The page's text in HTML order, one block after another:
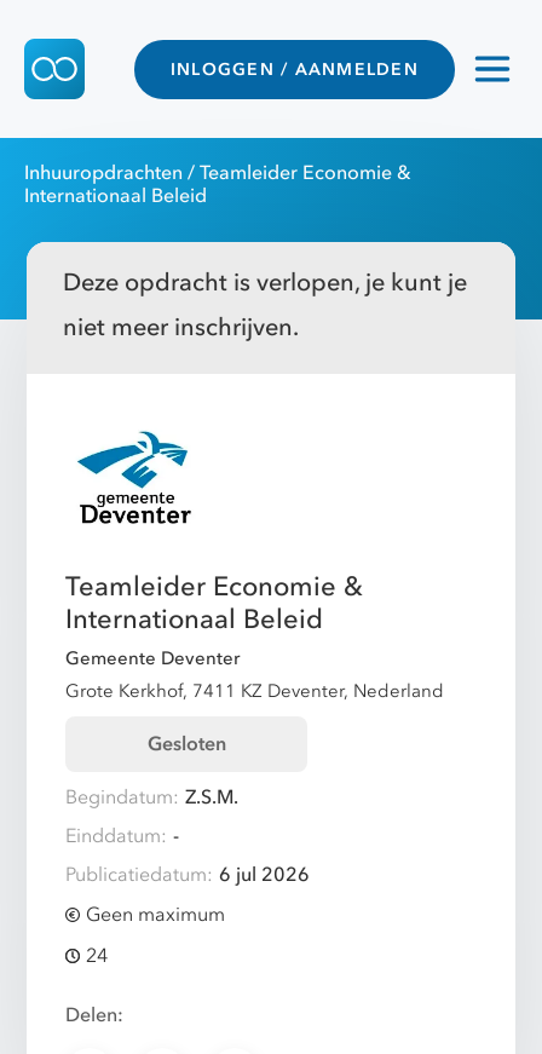
INLOGGEN / AANMELDEN
Inhuuropdrachten / Teamleider Economie &
Internationaal Beleid
Deze opdracht is verlopen, je kunt je
niet meer inschrijven.
Teamleider Economie &
Internationaal Beleid
Gemeente Deventer
Grote Kerkhof, 7411 KZ Deventer, Nederland
Gesloten
Begindatum: Z.S.M.
Einddatum: -
Publicatiedatum: 6 jul 2026
Geen maximum
24
Delen: